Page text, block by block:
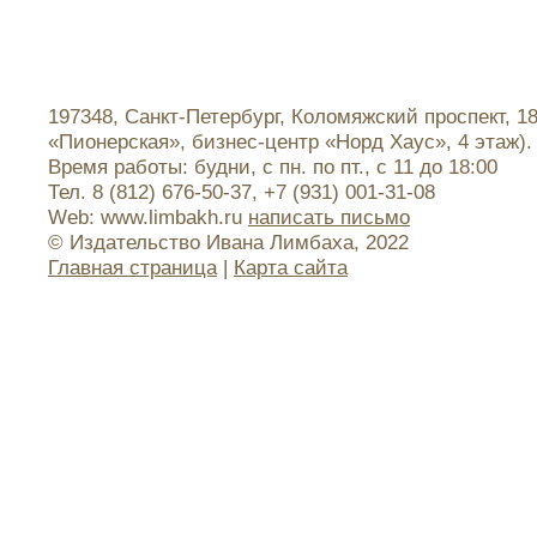
197348, Санкт-Петербург, Коломяжский
«Пионерская», бизнес-центр «Норд Хаус», 4 этаж).
Время работы: будни, с пн. по пт., с 11 до 18:00
Тел. 8 (812) 676-50-37, +7 (931) 001-31-08
Web: www.limbakh.ru написать письмо
© Издательство Ивана Лимбаха, 2022
Главная страница | Карта сайта